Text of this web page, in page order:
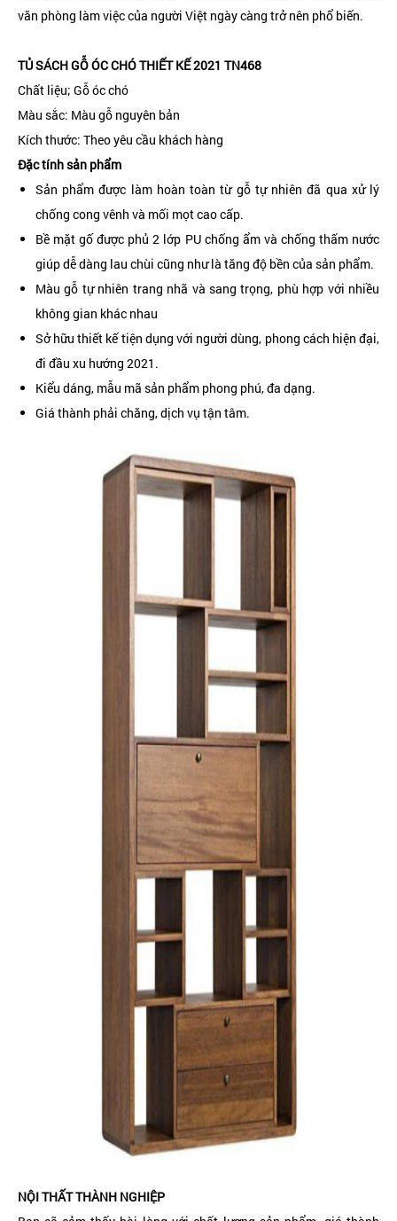
văn phòng làm việc của người Việt ngày càng trở nên phổ biến.
TỦ SÁCH GỖ ÓC CHÓ THIẾT KẾ 2021 TN468
Chất liệu; Gỗ óc chó
Màu sắc: Màu gỗ nguyên bản
Kích thước: Theo yêu cầu khách hàng
Đặc tính sản phẩm
Sản phẩm được làm hoàn toàn từ gỗ tự nhiên đã qua xử lý
chống cong vênh và mối mọt cao cấp.
Bề mặt gố được phủ 2 lớp PU chống ẩm và chống thấm nước
giúp dễ dàng lau chùi cũng như là tăng độ bền của sản phẩm.
Màu gỗ tự nhiên trang nhã và sang trọng, phù hợp với nhiều
không gian khác nhau
Sở hữu thiết kế tiện dụng với người dùng, phong cách hiện đại,
đi đầu xu hướng 2021.
Kiểu dáng, mẫu mã sản phẩm phong phú, đa dạng.
Giá thành phải chăng, dịch vụ tận tâm.
NỘI THẤT THÀNH NGHIỆP